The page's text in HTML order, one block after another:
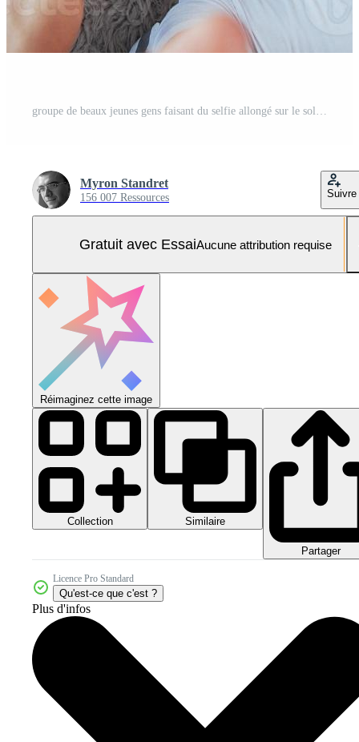
groupe de beaux jeunes gens faisant du selfie allongé sur le sol, meilleurs amis filles et garçons s'amusant ensemble, posant un concept de mode de vie émotionnel Photo Pro
Myron Standret
156 007 Ressources Suivre
Gratuit avec EssaiAucune attribution requise
Réimaginez cette image
Collection Similaire
Partager
Licence Pro Standard
Qu'est-ce que c'est ?
Plus d'infos